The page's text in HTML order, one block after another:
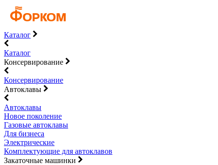
Каталог
Каталог
Консервирование
Консервирование
Автоклавы
Автоклавы
Новое поколение
Газовые автоклавы
Для бизнеса
Электрические
Комплектующие для автоклавов
Закаточные машинки